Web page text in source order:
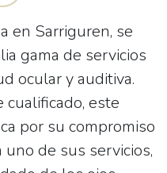
en Sarriguren, se
gama de servicios
ocular y auditiva.
este
por su compromiso
uno de sus servicios,